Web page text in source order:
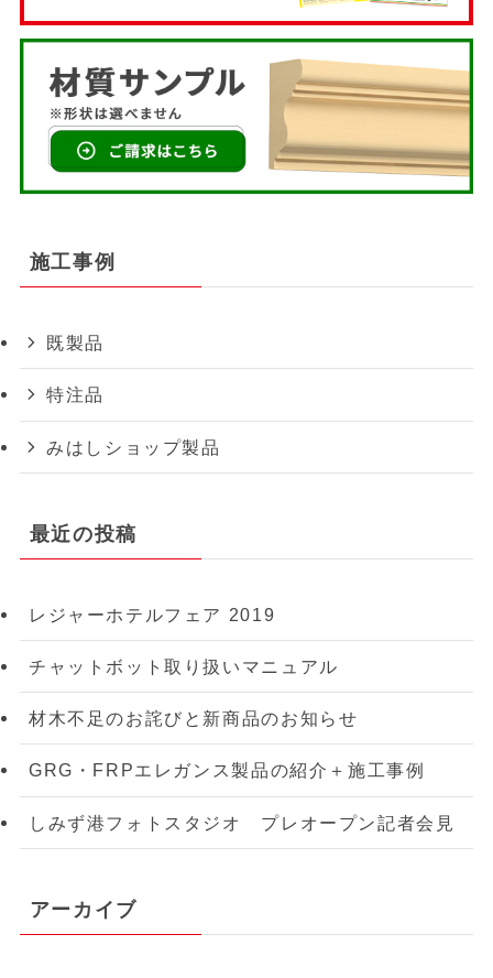
施工事例
既製品
特注品
みはしショップ製品
最近の投稿
レジャーホテルフェア 2019
チャットボット取り扱いマニュアル
材木不足のお詫びと新商品のお知らせ
GRG・FRPエレガンス製品の紹介＋施工事例
しみず港フォトスタジオ プレオープン記者会見
アーカイブ